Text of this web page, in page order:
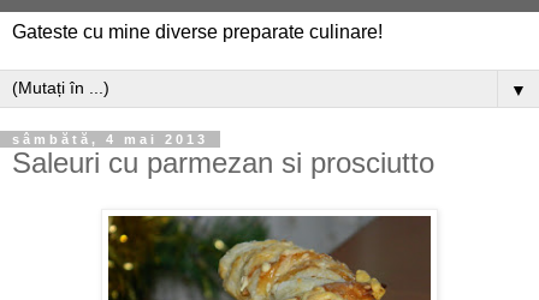
Gateste cu mine diverse preparate culinare!
▼
sâmbătă, 4 mai 2013
Saleuri cu parmezan si prosciutto